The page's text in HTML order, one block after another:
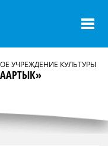
УЧРЕЖДЕНИЕ КУЛЬТУРЫ